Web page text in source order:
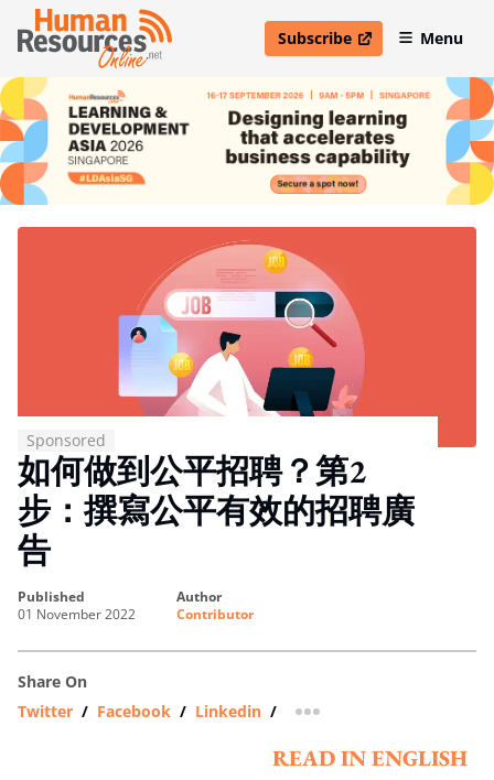
Subscribe
open in new windowMenu
Sponsored
如何做到公平招聘？第2
步：撰寫公平有效的招聘廣
告
published
01 November 2022
author
Contributor
Share On
Twitter / Facebook / Linkedin / more sharing option
READ IN ENGLISH